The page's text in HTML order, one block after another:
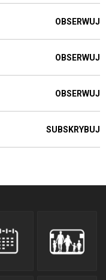
OBSERWUJ
OBSERWUJ
OBSERWUJ
SUBSKRYBUJ